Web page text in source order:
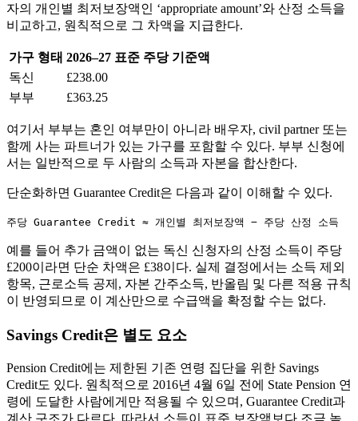
자의 개인별 최저보장액인 ‘appropriate amount’와 산정 소득을
비교하고, 원칙적으로 그 차액을 지급한다.
가구 형태 2026–27 표준 주당 기준액
독신
£238.00
부부
£363.25
여기서 부부는 혼인 여부만이 아니라 배우자, civil partner 또는
함께 사는 파트너가 있는 가구를 포함할 수 있다. 부부 신청에
서는 일반적으로 두 사람의 소득과 자본을 합산한다.
단순화하면 Guarantee Credit은 다음과 같이 이해할 수 있다.
주당 Guarantee Credit ≈ 개인별 최저보장액 − 주당 산정 소득
예를 들어 추가 금액이 없는 독신 신청자의 산정 소득이 주당
£200이라면 단순 차액은 £38이다. 실제 결정에서는 소득 제외
항목, 근로소득 공제, 자본 간주소득, 반올림 및 다른 적용 규칙
이 반영되므로 이 계산만으로 수급액을 확정할 수는 없다.
Savings Credit은 별도 요소
Pension Credit에는 제한된 기존 연령 집단을 위한 Savings
Credit도 있다. 원칙적으로 2016년 4월 6일 전에 State Pension 연
령에 도달한 사람에게만 적용될 수 있으며, Guarantee Credit과